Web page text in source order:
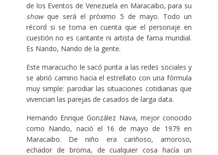
de los Eventos de Venezuela en Maracaibo, para su
showque será el próximo 5 de mayo. Todo un
récord si se toma en cuenta que el personaje en
cuestión no es cantante ni artista de fama mundial.
Es Nando, Nando de la gente.
Este maracucho le sacó punta a las redes sociales y
se abrió camino hacia el estrellato con una fórmula
muy simple: parodiar las situaciones cotidianas que
vivencian las parejas de casados de larga data.
Hernando Enrique González Nava, mejor conocido
como Nando, nació el 16 de mayo de 1979 en
Maracaibo. De niño era cariñoso, amoroso,
echador de broma, de cualquier cosa hacía un